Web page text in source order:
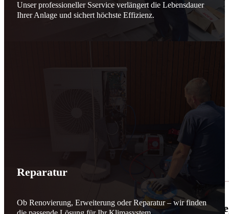
🌬️☀️ Mehr erneuerbare Energie für
Unser professioneller Sservice verlängert die Lebensdauer
Ihrer Anlage und sichert höchste Effizienz.
Reparatur
Ob Renovierung, Erweiterung oder Reparatur – wir finden